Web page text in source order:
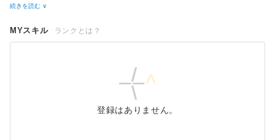
続きを読む ∨
MYスキル ランクとは？
登録はありません。